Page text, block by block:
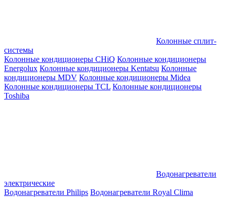
Колонные сплит-
системы
Колонные кондиционеры CHiQ Колонные кондиционеры
Energolux Колонные кондиционеры Kentatsu Колонные
кондиционеры MDV Колонные кондиционеры Midea
Колонные кондиционеры TCL Колонные кондиционеры
Toshiba
Водонагреватели
электрические
Водонагреватели Philips Водонагреватели Royal Clima